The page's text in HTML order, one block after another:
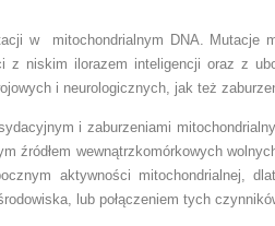
w mitochondrialnym DNA.
niskim ilorazem inteligencji oraz z
i neurologicznych, jak też
i zaburzeniami
źródłem wewnątrzkomórkowych
aktywności mitochondrialnej,
lub połączeniem tych